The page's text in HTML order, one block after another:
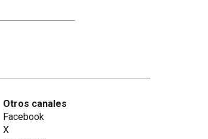
Otros canales
Facebook
X